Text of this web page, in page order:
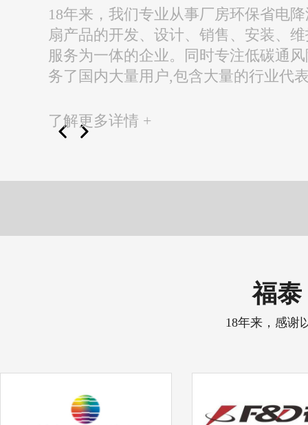
18年来，我们专业从事厂房环保省电
扇产品的开发、设计、销售、安装、
服务为一体的企业。同时专注低碳通
务了国内大量用户,包含大量的行业代
了解更多详情 +
福泰
18年来，感谢